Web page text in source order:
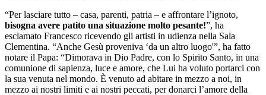
“Per lasciare tutto – casa, parenti, patria – e affrontare l’ignoto,
bisogna avere patito una situazione molto pesante!”, ha
esclamato Francesco ricevendo gli artisti in udienza nella Sala
Clementina. “Anche Gesù proveniva ‘da un altro luogo'”, ha fatto
notare il Papa: “Dimorava in Dio Padre, con lo Spirito Santo, in una
comunione di sapienza, luce e amore, che Lui ha voluto portarci con
la sua venuta nel mondo. È venuto ad abitare in mezzo a noi, in
mezzo ai nostri limiti e ai nostri peccati, per donarci l’amore della